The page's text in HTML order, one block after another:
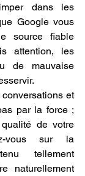
dans les
Google vous
source fiable
attention, les
de mauvaise
et
par la force ;
de votre
vous sur la
tellement
naturellement